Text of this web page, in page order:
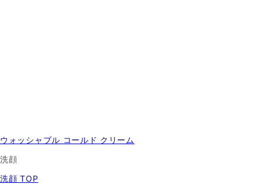
ウォッシャブル コールド クリーム
洗顔
洗顔 TOP